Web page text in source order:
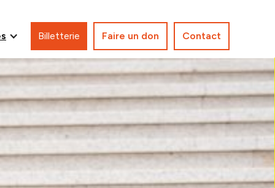
Billetterie Faire un don Contact